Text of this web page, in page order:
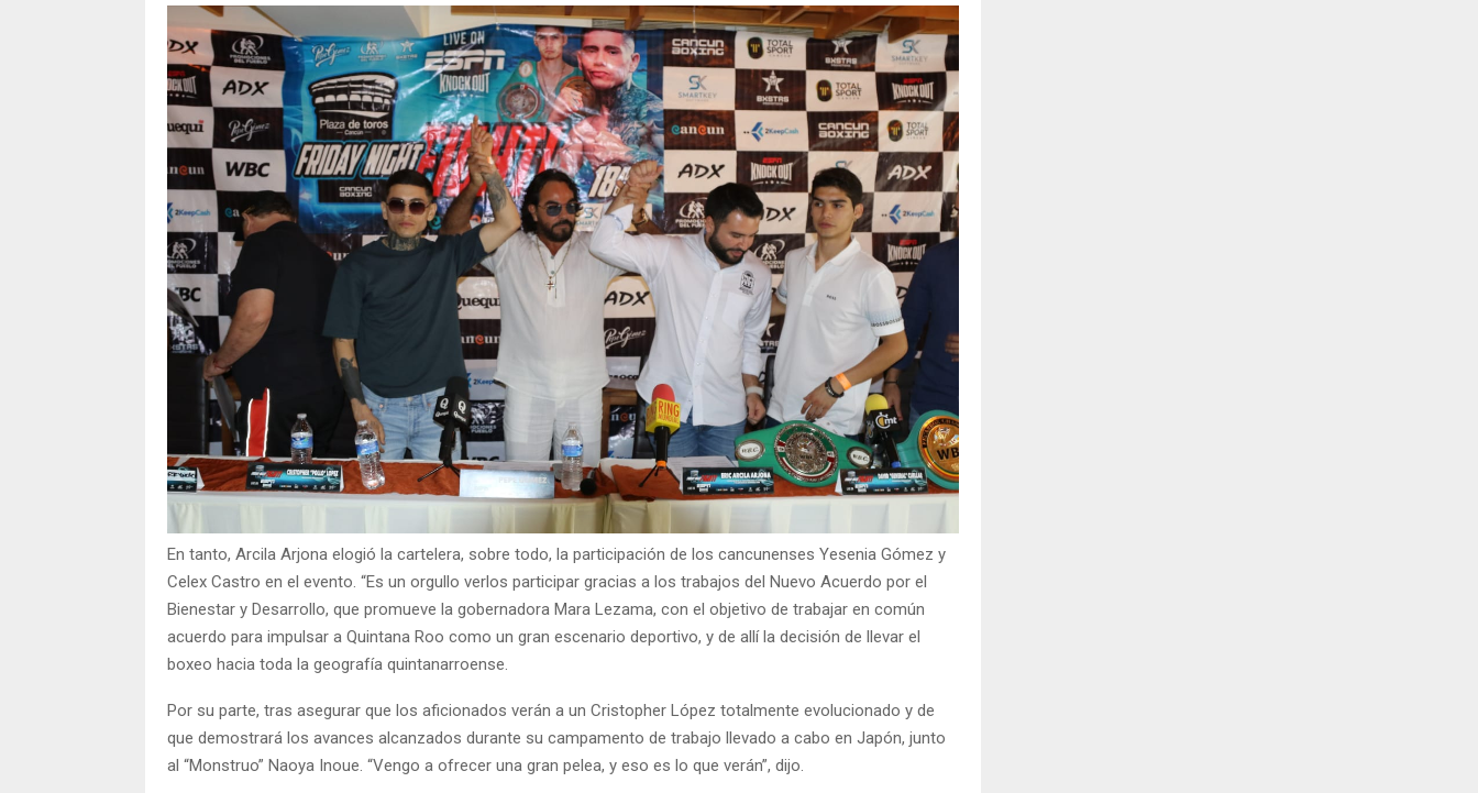
En tanto, Arcila Arjona elogió la cartelera, sobre todo, la participación de los cancunenses Yesenia Gómez y
Celex Castro en el evento. “Es un orgullo verlos participar gracias a los trabajos del Nuevo Acuerdo por el
Bienestar y Desarrollo, que promueve la gobernadora Mara Lezama, con el objetivo de trabajar en común
acuerdo para impulsar a Quintana Roo como un gran escenario deportivo, y de allí la decisión de llevar el
boxeo hacia toda la geografía quintanarroense.
Por su parte, tras asegurar que los aficionados verán a un Cristopher López totalmente evolucionado y de
que demostrará los avances alcanzados durante su campamento de trabajo llevado a cabo en Japón, junto
al “Monstruo” Naoya Inoue. “Vengo a ofrecer una gran pelea, y eso es lo que verán”, dijo.